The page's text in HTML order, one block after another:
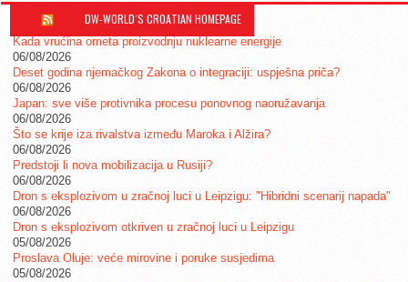
DW-WORLD´S CROATIAN HOMEPAGE
Kada vrućina ometa proizvodnju nuklearne energije
06/08/2026
Deset godina njemačkog Zakona o integraciji: uspješna priča?
06/08/2026
Japan: sve više protivnika procesu ponovnog naoružavanja
06/08/2026
Što se krije iza rivalstva između Maroka i Alžira?
06/08/2026
Predstoji li nova mobilizacija u Rusiji?
06/08/2026
Dron s eksplozivom u zračnoj luci u Leipzigu: "Hibridni scenarij napada"
06/08/2026
Dron s eksplozivom otkriven u zračnoj luci u Leipzigu
05/08/2026
Proslava Oluje: veće mirovine i poruke susjedima
05/08/2026